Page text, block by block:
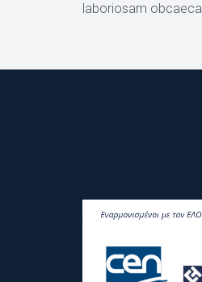
laboriosam